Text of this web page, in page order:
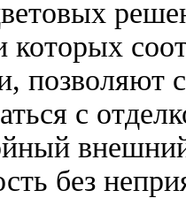
которых
позволяют
с
без